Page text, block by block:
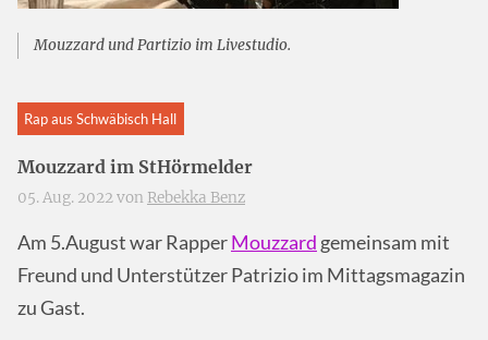
Mouzzard und Partizio im Livestudio.
Rap aus Schwäbisch Hall
Mouzzard im StHörmelder
05. Aug. 2022 von Rebekka Benz
Am 5.August war RapperMouzzard gemeinsam mit
Freund und Unterstützer Patrizio im Mittagsmagazin
zu Gast.